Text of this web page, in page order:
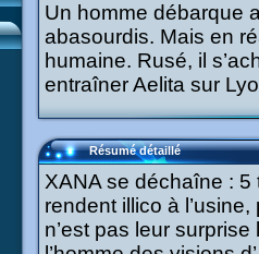
Un homme débarque
abasourdis. Mais en
humaine. Rusé, il
entraîner Aelita sur
Résumé détaillé
XANA se déchaîne :
rendent illico à
n’est pas leur